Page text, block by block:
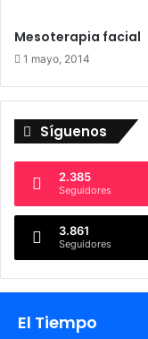
Mesoterapia facial
1 mayo, 2014
Síguenos
2.385
Seguidores
3.861
Seguidores
El Tiempo